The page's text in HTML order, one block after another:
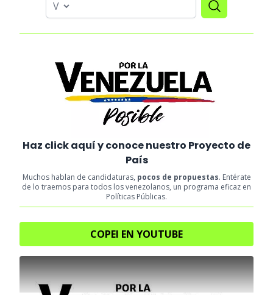
Haz click aquí y conoce nuestro Proyecto de
País
Muchos hablan de candidaturas, pocos de propuestas. Entérate
de lo traemos para todos los venezolanos, un programa eficaz en
Políticas Públicas.
COPEI EN YOUTUBE